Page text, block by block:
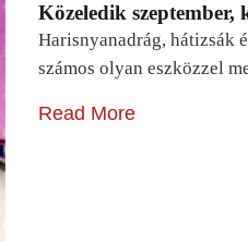
Közeledik szeptember,
Harisnyanadrág, hátizsák
számos olyan eszközzel
Read More